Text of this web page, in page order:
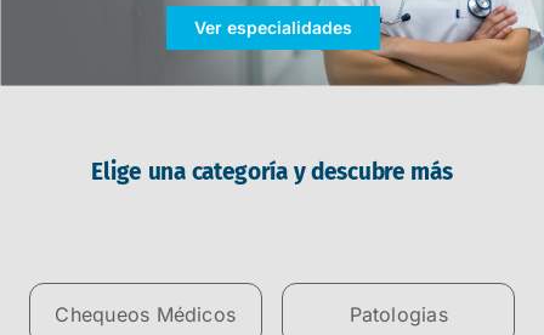
Ver especialidades
Elige una categoría y descubre más
Chequeos Médicos Patologias